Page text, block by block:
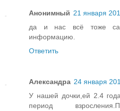
Анонимный 21 января
да и нас всё тоже
информацию.
Ответить
Александра 24 января
У нашей дочки,ей 2.4
период